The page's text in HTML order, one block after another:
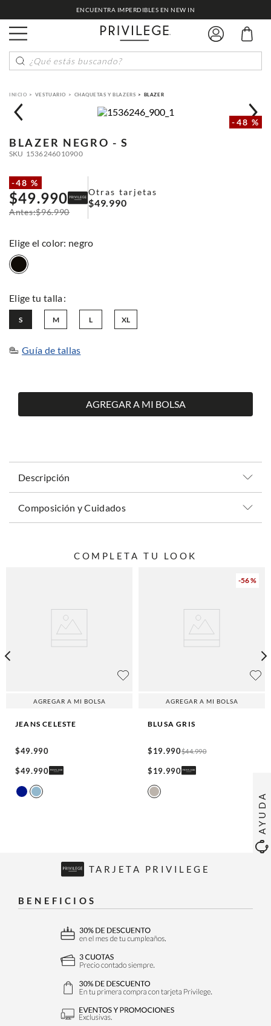
AYUDA
ENCUENTRA IMPERDIBLES EN NEW IN
¿Qué estás buscando?
VESTUARIO CHAQUETAS Y BLAZERS BLAZER
-48 %
BLAZER NEGRO - S
SKU 1536246010900
-48 %
$49.990
$96.990
Otras tarjetas
$49.990
: negro
L
M
S XL
Guía de tallas
AGREGAR A MI BOLSA
Descripción
Composición y Cuidados
COMPLETA TU LOOK
AGREGAR A MI BOLSA
JEANS CELESTE
$49.990
$49.990
-56 %
AGREGAR A MI BOLSA
BLUSA GRIS
$19.990$44.990
$19.990
TARJETA PRIVILEGE
BENEFICIOS